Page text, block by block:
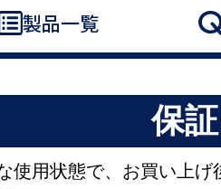
製品一覧
保
用状態で、お買い上